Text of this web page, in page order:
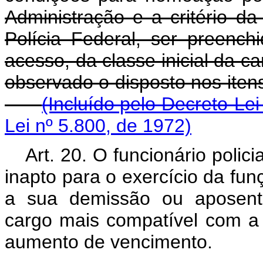
Administração e a critério
Polícia Federal, ser
acesso, da classe inicial da
observado o disposto nos
(Incluído pelo Decreto-
Lei nº 5.800, de 1972)
Art. 20. O funcionário
inapto para o exercício da
a sua demissão ou
cargo mais compatível com
aumento de vencimento.